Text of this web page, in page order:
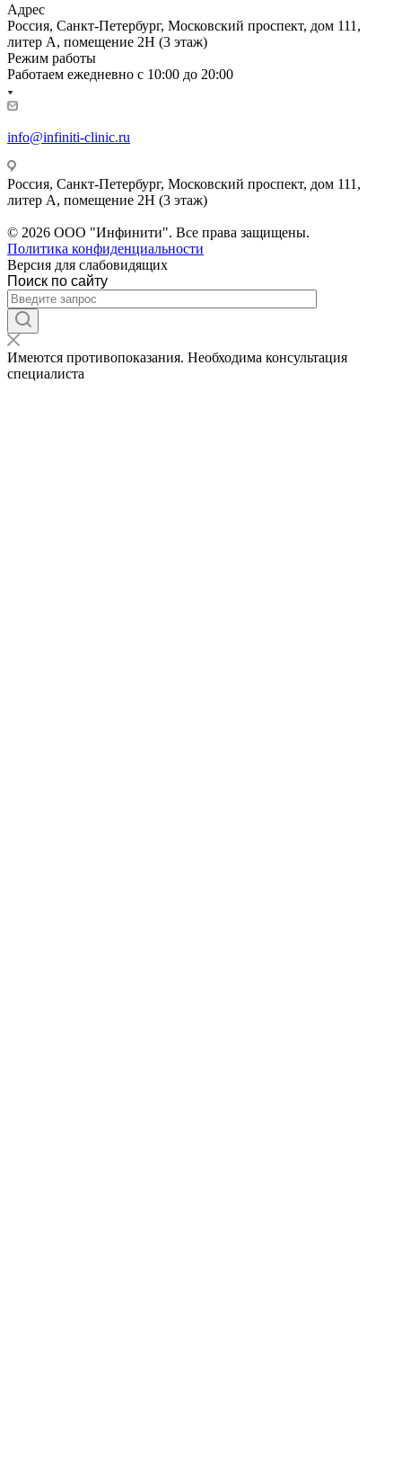
Адрес
Россия, Санкт-Петербург, Московский проспект, дом 111,
литер А, помещение 2Н (3 этаж)
Режим работы
Работаем ежедневно с 10:00 до 20:00
info@infiniti-clinic.ru
Россия, Санкт-Петербург, Московский проспект, дом 111,
литер А, помещение 2Н (3 этаж)
© 2026 ООО "Инфинити". Все права защищены.
Политика конфиденциальности
Версия для слабовидящих
Поиск по сайту
Имеются противопоказания. Необходима консультация
специалиста